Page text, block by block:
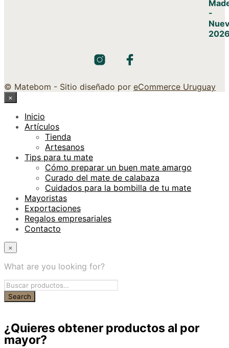
© Matebom - Sitio diseñado por eCommerce Uruguay
×
Inicio
Artículos
Tienda
Artesanos
Tips para tu mate
Cómo preparar un buen mate amargo
Curado del mate de calabaza
Cuidados para la bombilla de tu mate
Mayoristas
Exportaciones
Regalos empresariales
Contacto
×
What are you looking for?
¿Quieres obtener productos al por
mayor?